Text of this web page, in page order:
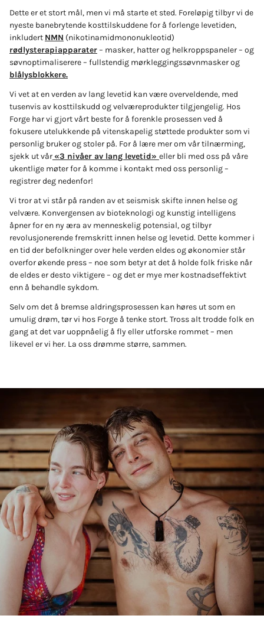
Dette er et stort mål, men vi må starte et sted. Foreløpig tilbyr vi de
nyeste banebrytende kosttilskuddene for å forlenge levetiden,
inkludert NMN (nikotinamidmononukleotid)
rødlysterapiapparater– masker, hatter og helkroppspaneler – og
søvnoptimaliserere – fullstendig mørkleggingssøvnmasker og
blålysblokkere.
Vi vet at en verden av lang levetid kan være overveldende, med
tusenvis av kosttilskudd og velværeprodukter tilgjengelig. Hos
Forge har vi gjort vårt beste for å forenkle prosessen ved å
fokusere utelukkende på vitenskapelig støttede produkter som vi
personlig bruker og stoler på. For å lære mer om vår tilnærming,
sjekk ut vår«3 nivåer av lang levetid» eller bli med oss ​​på våre
ukentlige møter for å komme i kontakt med oss ​​personlig –
registrer deg nedenfor!
Vi tror at vi står på randen av et seismisk skifte innen helse og
velvære. Konvergensen av bioteknologi og kunstig intelligens
åpner for en ny æra av menneskelig potensial, og tilbyr
revolusjonerende fremskritt innen helse og levetid. Dette kommer i
en tid der befolkninger over hele verden eldes og økonomier står
overfor økende press – noe som betyr at det å holde folk friske når
de eldes er desto viktigere – og det er mye mer kostnadseffektivt
enn å behandle sykdom.
Selv om det å bremse aldringsprosessen kan høres ut som en
umulig drøm, tør vi hos Forge å tenke stort. Tross alt trodde folk en
gang at det var uoppnåelig å fly eller utforske rommet – men
likevel er vi her. La oss drømme større, sammen.